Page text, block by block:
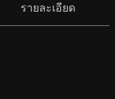
รายละเอียด